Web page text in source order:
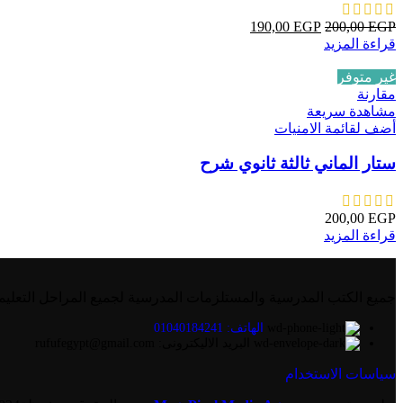
200,00EGP
190,00 EGP
قراءة المزيد
غير متوفر
مقارنة
مشاهدة سريعة
أضف لقائمة الامنيات
ستار الماني ثالثة ثانوي شرح
200,00 EGP
قراءة المزيد
الهاتف: 01040184241
سياسات الاستخدام